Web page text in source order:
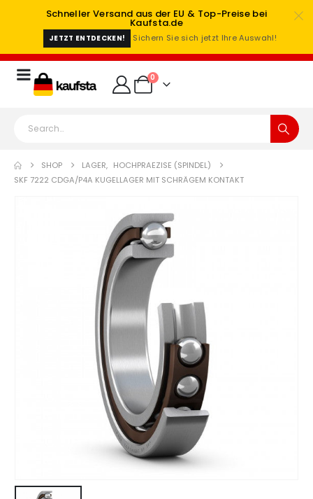
Schneller Versand aus der EU & Top-Preise bei
Kaufsta.de
JETZT ENTDECKEN! Sichern Sie sich jetzt Ihre Auswahl!
0
SHOP LAGER, HOCHPRAEZISE (SPINDEL)
SKF 7222 CDGA/P4A KUGELLAGER MIT SCHRÄGEM KONTAKT